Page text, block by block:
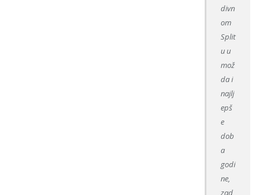
divn
om
Split
u u
mož
da i
najlj
epš
e
dob
a
godi
ne,
zad